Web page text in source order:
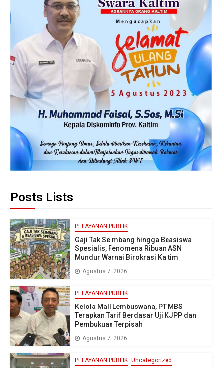
Posts Lists
PELAYANAN PUBLIK
Gaji Tak Seimbang hingga Beasiswa
Spesialis, Fenomena Ribuan ASN
Mundur Warnai Birokrasi Kaltim
Agustus 7, 2026
PELAYANAN PUBLIK
Kelola Mall Lembuswana, PT MBS
Terapkan Tarif Berdasar Uji KJPP dan
Pembukuan Terpisah
Agustus 7, 2026
PELAYANAN PUBLIK Uncategorized